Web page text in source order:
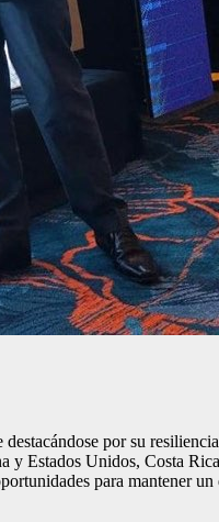
por su
y Estados Unidos, Costa
para mantener